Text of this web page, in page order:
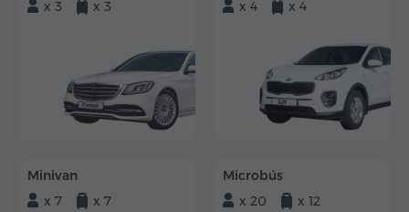
x 3
x 3
x 4
x 4
Minivan
x 7
x 7
Microbús
x 20
x 12